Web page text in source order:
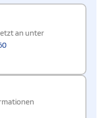
an unter